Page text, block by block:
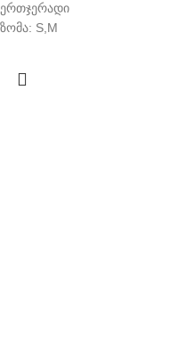
ერთჯერადი
ზომა: S,M